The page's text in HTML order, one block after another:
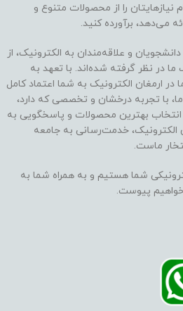
نیازهایتان را از محصولات متنوع و
می‌دهد، برآورده کنید.
و علاقه‌مندان به الکترونیک، از
ما در نظر گرفته شده‌اند. با تعهد به
در ارمغان الکترونیک به شما اعتماد کامل
با تجربه درخشان و تخصصی که دارد،
انتخاب بهترین محصولات و پاسخگویی به
الکترونیک، خدمت‌رسانی به جامعه
ماست.
شما هستیم و به همراه شما به
پیوست.